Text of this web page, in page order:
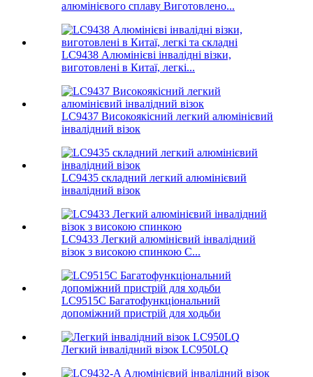
алюмінієвого сплаву Виготовлено...
LC9438 Алюмінієві інвалідні візки,
виготовлені в Китаї, легкі...
LC9437 Високоякісний легкий алюмінієвий
інвалідний візок
LC9435 складний легкий алюмінієвий
інвалідний візок
LC9433 Легкий алюмінієвий інвалідний
візок з високою спинкою C...
LC9515C Багатофункціональний
допоміжний пристрій для ходьби
Легкий інвалідний візок LC950LQ